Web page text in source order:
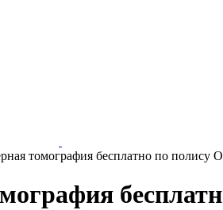
томография бесплатно по полису